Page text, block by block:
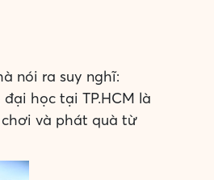
nói ra suy nghĩ:
học tại TP.HCM là
chơi và phát quà từ